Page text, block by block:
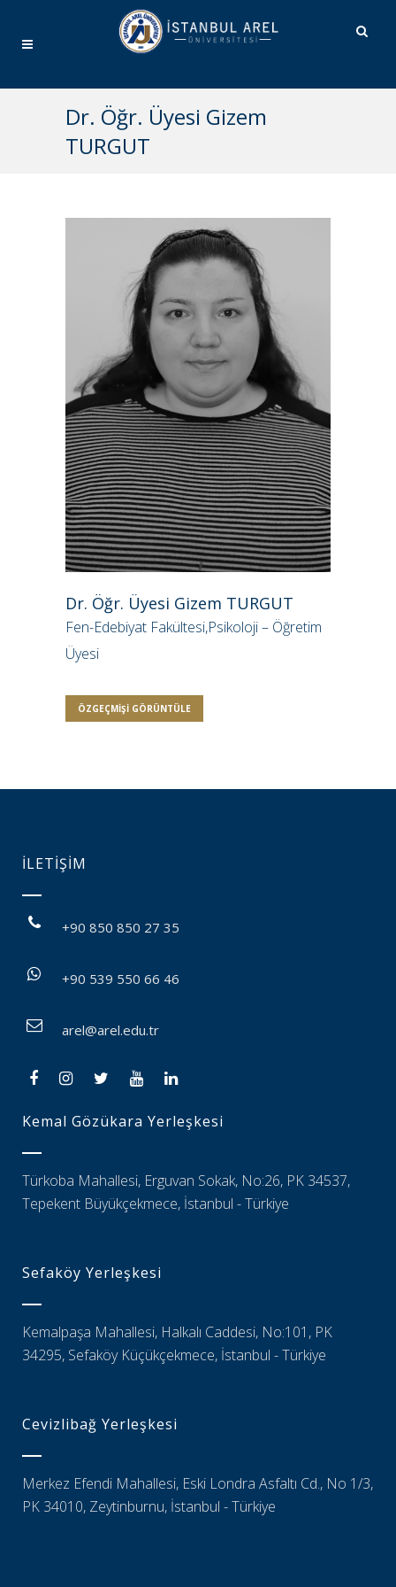
Dr. Öğr. Üyesi Gizem
TURGUT
Dr. Öğr. Üyesi Gizem TURGUT
Fen-Edebiyat Fakültesi,Psikoloji – Öğretim
Üyesi
ÖZGEÇMIŞI GÖRÜNTÜLE
İLETİŞİM
+90 850 850 27 35
+90 539 550 66 46
arel@arel.edu.tr
Kemal Gözükara Yerleşkesi
Türkoba Mahallesi, Erguvan Sokak, No:26, PK 34537,
Tepekent Büyükçekmece, İstanbul - Türkiye
Sefaköy Yerleşkesi
Kemalpaşa Mahallesi, Halkalı Caddesi, No:101, PK
34295, Sefaköy Küçükçekmece, İstanbul - Türkiye
Cevizlibağ Yerleşkesi
Merkez Efendi Mahallesi, Eski Londra Asfaltı Cd., No 1/3,
PK 34010, Zeytinburnu, İstanbul - Türkiye